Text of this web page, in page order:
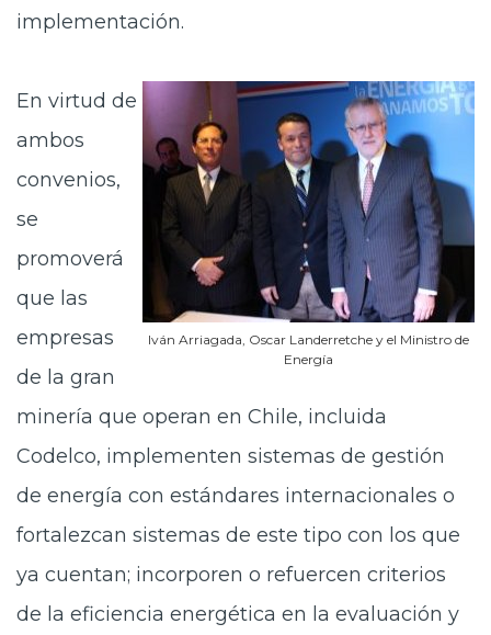
implementación.
Iván Arriagada, Oscar Landerretche y el Ministro de
Energía
En virtud de
ambos
convenios,
se
promoverá
que las
empresas
de la gran
minería que operan en Chile, incluida
Codelco, implementen sistemas de gestión
de energía con estándares internacionales o
fortalezcan sistemas de este tipo con los que
ya cuentan; incorporen o refuercen criterios
de la eficiencia energética en la evaluación y